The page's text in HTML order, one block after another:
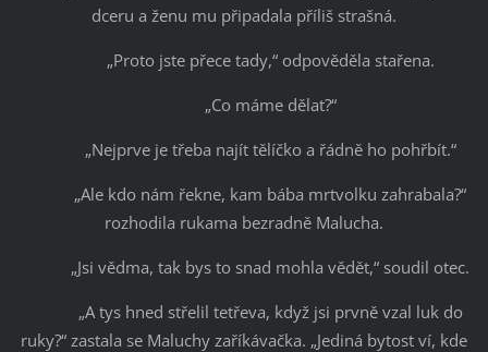
dceru a ženu mu připadala příliš strašná.
„Proto jste přece tady,“ odpověděla stařena.
„Co máme dělat?“
„Nejprve je třeba najít tělíčko a řádně ho pohřbít.“
„Ale kdo nám řekne, kam bába mrtvolku zahrabala?“
rozhodila rukama bezradně Malucha.
„Jsi vědma, tak bys to snad mohla vědět,“ soudil otec.
„A tys hned střelil tetřeva, když jsi prvně vzal luk do
ruky?“ zastala se Maluchy zaříkávačka. „Jediná bytost ví, kde